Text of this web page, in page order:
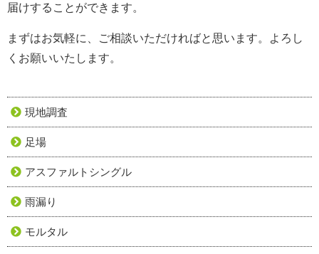
届けすることができます。
まずはお気軽に、ご相談いただければと思います。よろし
くお願いいたします。
現地調査
足場
アスファルトシングル
雨漏り
モルタル